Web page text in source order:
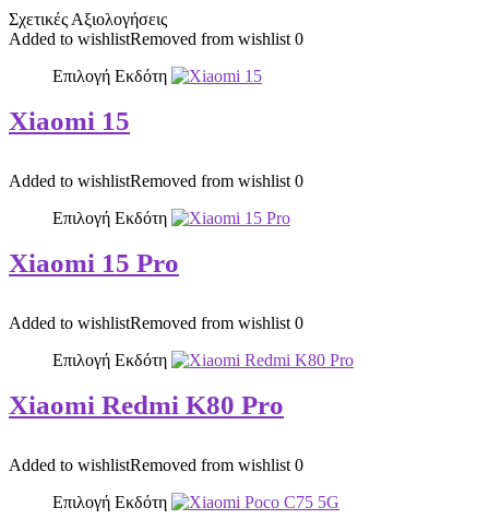
Σχετικές Αξιολογήσεις
Added to wishlistRemoved from wishlist 0
Επιλογή Εκδότη
Xiaomi 15
Added to wishlistRemoved from wishlist 0
Επιλογή Εκδότη
Xiaomi 15 Pro
Added to wishlistRemoved from wishlist 0
Επιλογή Εκδότη
Xiaomi Redmi K80 Pro
Added to wishlistRemoved from wishlist 0
Επιλογή Εκδότη